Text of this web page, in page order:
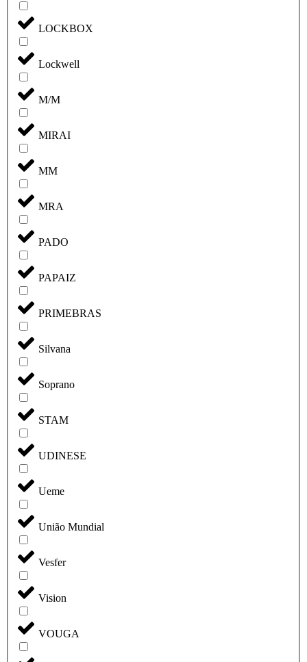
LOCKBOX
Lockwell
M/M
MIRAI
MM
MRA
PADO
PAPAIZ
PRIMEBRAS
Silvana
Soprano
STAM
UDINESE
Ueme
União Mundial
Vesfer
Vision
VOUGA